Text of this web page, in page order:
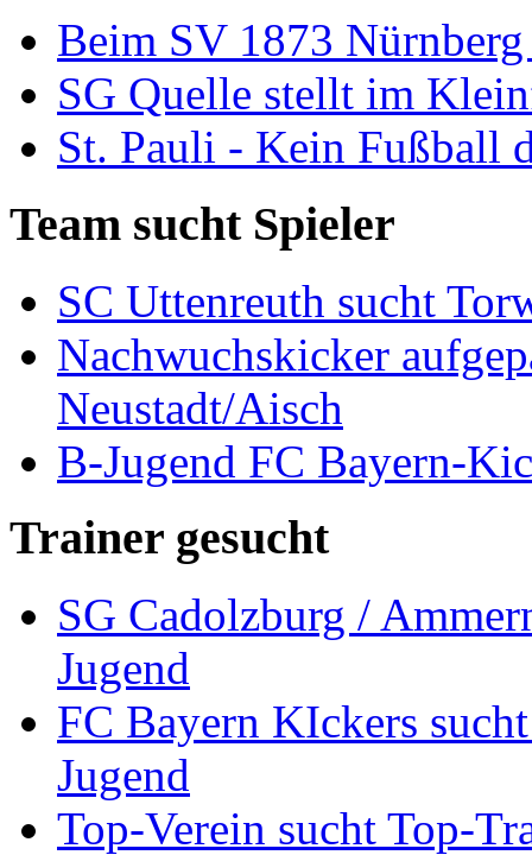
Beim SV 1873
SG Quelle stellt im
St. Pauli - Kein Fußball
Team sucht Spieler
SC Uttenreuth sucht
Nachwuchskicker
Neustadt/Aisch
B-Jugend FC Bayern-
Trainer gesucht
SG Cadolzburg /
Jugend
FC Bayern KIckers
Jugend
Top-Verein sucht Top-